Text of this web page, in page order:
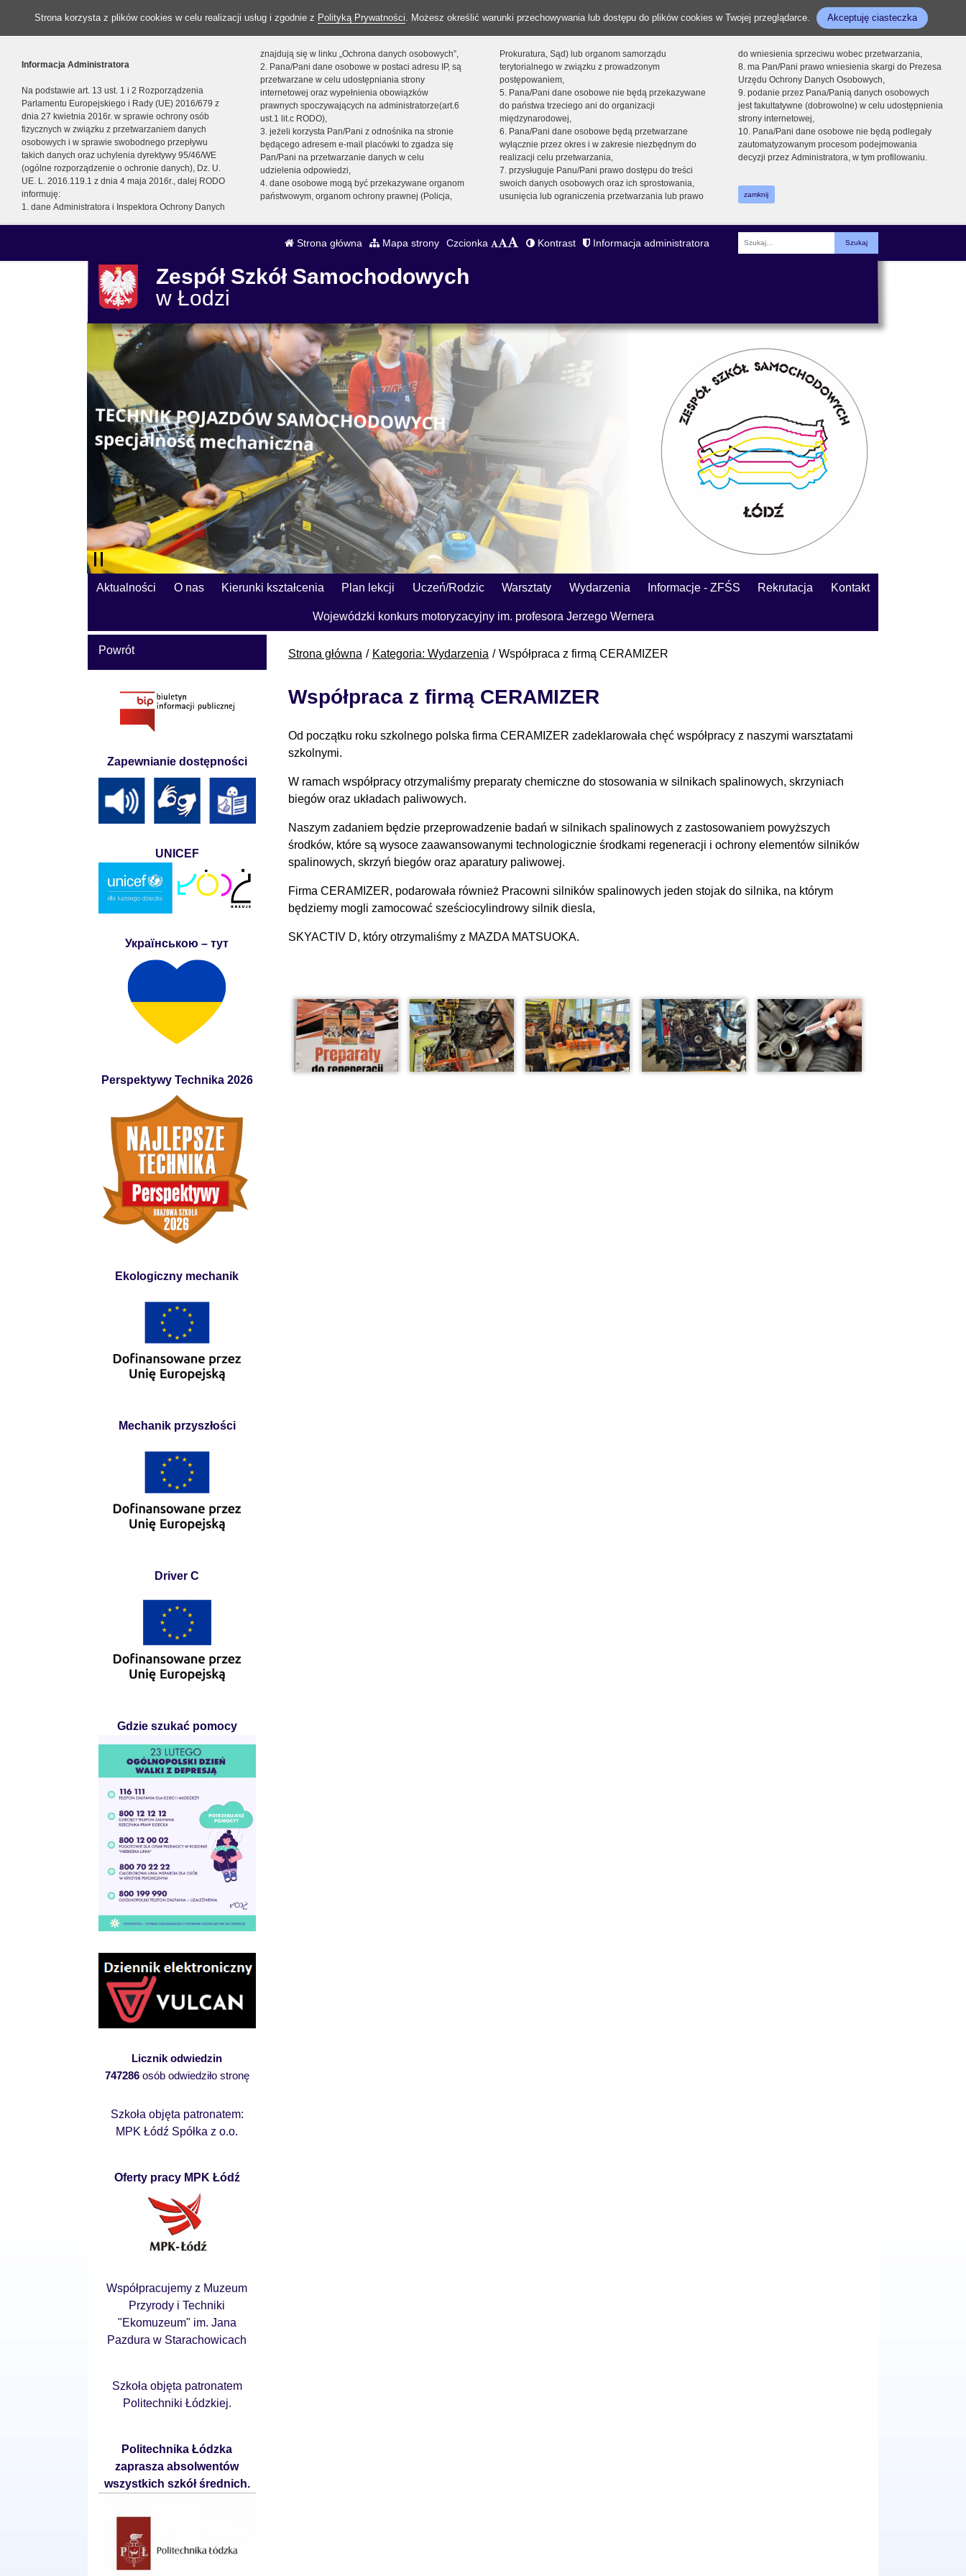
Strona korzysta z plików cookies w celu realizacji usług i zgodnie z Polityką Prywatności. Możesz określić warunki przechowywania lub dostępu do plików cookies w Twojej przeglądarce. Akceptuję ciasteczka
Informacja Administratora
Na podstawie art. 13 ust. 1 i 2 Rozporządzenia
Parlamentu Europejskiego i Rady (UE) 2016/679 z
dnia 27 kwietnia 2016r. w sprawie ochrony osób
fizycznych w związku z przetwarzaniem danych
osobowych i w sprawie swobodnego przepływu
takich danych oraz uchylenia dyrektywy 95/46/WE
(ogólne rozporządzenie o ochronie danych), Dz. U.
UE. L. 2016.119.1 z dnia 4 maja 2016r., dalej RODO
informuję:
1. dane Administratora i Inspektora Ochrony Danych
znajdują się w linku „Ochrona danych osobowych”,
2. Pana/Pani dane osobowe w postaci adresu IP, są
przetwarzane w celu udostępniania strony
internetowej oraz wypełnienia obowiązków
prawnych spoczywających na administratorze(art.6
ust.1 lit.c RODO),
3. jeżeli korzysta Pan/Pani z odnośnika na stronie
będącego adresem e-mail placówki to zgadza się
Pan/Pani na przetwarzanie danych w celu
udzielenia odpowiedzi,
4. dane osobowe mogą być przekazywane organom
państwowym, organom ochrony prawnej (Policja,
Prokuratura, Sąd) lub organom samorządu
terytorialnego w związku z prowadzonym
postępowaniem,
5. Pana/Pani dane osobowe nie będą przekazywane
do państwa trzeciego ani do organizacji
międzynarodowej,
6. Pana/Pani dane osobowe będą przetwarzane
wyłącznie przez okres i w zakresie niezbędnym do
realizacji celu przetwarzania,
7. przysługuje Panu/Pani prawo dostępu do treści
swoich danych osobowych oraz ich sprostowania,
usunięcia lub ograniczenia przetwarzania lub prawo
do wniesienia sprzeciwu wobec przetwarzania,
8. ma Pan/Pani prawo wniesienia skargi do Prezesa
Urzędu Ochrony Danych Osobowych,
9. podanie przez Pana/Panią danych osobowych
jest fakultatywne (dobrowolne) w celu udostępnienia
strony internetowej,
10. Pana/Pani dane osobowe nie będą podlegały
zautomatyzowanym procesom podejmowania
decyzji przez Administratora, w tym profilowaniu.
zamknij
Strona główna Mapa strony Czcionka Kontrast Informacja administratora
Fraza
Zespół Szkół Samochodowych
w Łodzi
Aktualności O nas Kierunki kształcenia Plan lekcji Uczeń/Rodzic Warsztaty Wydarzenia Informacje - ZFŚS Rekrutacja Kontakt
Wojewódzki konkurs motoryzacyjny im. profesora Jerzego Wernera
Strona główna Kategoria: Wydarzenia Współpraca z firmą CERAMIZER
Współpraca z firmą CERAMIZER
Od początku roku szkolnego polska firma CERAMIZER zadeklarowała chęć współpracy z naszymi warsztatami
szkolnymi.
W ramach współpracy otrzymaliśmy preparaty chemiczne do stosowania w silnikach spalinowych, skrzyniach
biegów oraz układach paliwowych.
Naszym zadaniem będzie przeprowadzenie badań w silnikach spalinowych z zastosowaniem powyższych
środków, które są wysoce zaawansowanymi technologicznie środkami regeneracji i ochrony elementów silników
spalinowych, skrzyń biegów oraz aparatury paliwowej.
Firma CERAMIZER, podarowała również Pracowni silników spalinowych jeden stojak do silnika, na którym
będziemy mogli zamocować sześciocylindrowy silnik diesla,
SKYACTIV D, który otrzymaliśmy z MAZDA MATSUOKA.
Powrót
Zapewnianie dostępności
UNICEF
Українською – тут
Perspektywy Technika 2026
Ekologiczny mechanik
Mechanik przyszłości
Driver C
Gdzie szukać pomocy
Licznik odwiedzin
747286osób odwiedziło stronę
Szkoła objęta patronatem:
MPK Łódź Spółka z o.o.
Oferty pracy MPK Łódź
Współpracujemy z Muzeum
Przyrody i Techniki
"Ekomuzeum" im. Jana
Pazdura w Starachowicach
Szkoła objęta patronatem
Politechniki Łódzkiej.
Politechnika Łódzka
zaprasza absolwentów
wszystkich szkół średnich.